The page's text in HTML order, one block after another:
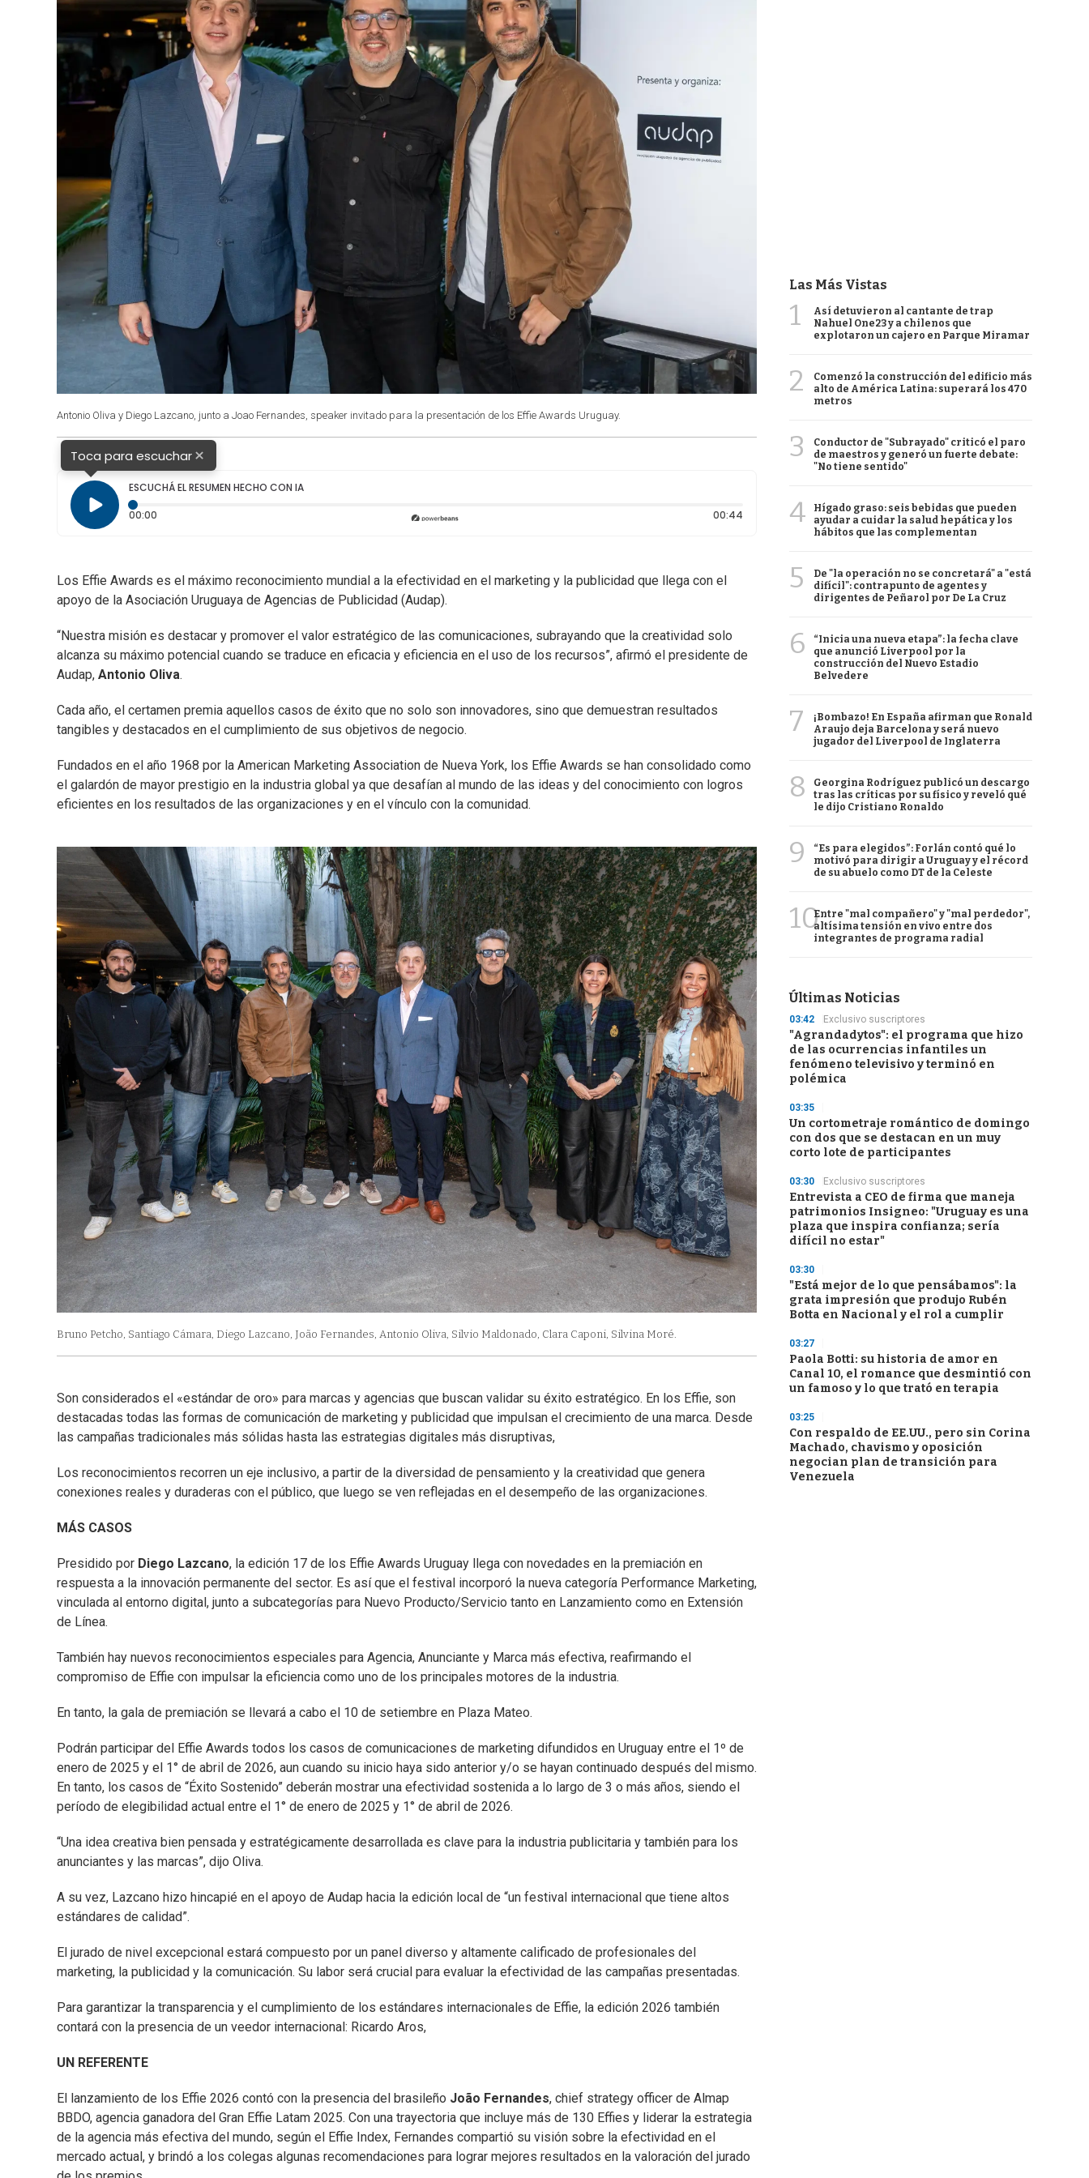
Antonio Oliva y Diego Lazcano, junto a Joao Fernandes, speaker invitado para la presentación de los Effie Awards Uruguay.
Toca para escuchar×
ESCUCHÁ EL RESUMEN HECHO CON IA
00:00
00:44Duración: 44 segundos
Los Effie Awards es el máximo reconocimiento mundial a la efectividad en el marketing y la publicidad que llega con el
apoyo de la Asociación Uruguaya de Agencias de Publicidad (Audap).
“Nuestra misión es destacar y promover el valor estratégico de las comunicaciones, subrayando que la creatividad solo
alcanza su máximo potencial cuando se traduce en eficacia y eficiencia en el uso de los recursos”, afirmó el presidente de
Audap, Antonio Oliva.
Cada año, el certamen premia aquellos casos de éxito que no solo son innovadores, sino que demuestran resultados
tangibles y destacados en el cumplimiento de sus objetivos de negocio.
Fundados en el año 1968 por la American Marketing Association de Nueva York, los Effie Awards se han consolidado como
el galardón de mayor prestigio en la industria global ya que desafían al mundo de las ideas y del conocimiento con logros
eficientes en los resultados de las organizaciones y en el vínculo con la comunidad.
Bruno Petcho, Santiago Cámara, Diego Lazcano, João Fernandes, Antonio Oliva, Silvio Maldonado, Clara Caponi, Silvina Moré.
Son considerados el «estándar de oro» para marcas y agencias que buscan validar su éxito estratégico. En los Effie, son
destacadas todas las formas de comunicación de marketing y publicidad que impulsan el crecimiento de una marca. Desde
las campañas tradicionales más sólidas hasta las estrategias digitales más disruptivas,
Los reconocimientos recorren un eje inclusivo, a partir de la diversidad de pensamiento y la creatividad que genera
conexiones reales y duraderas con el público, que luego se ven reflejadas en el desempeño de las organizaciones.
MÁS CASOS
Presidido por Diego Lazcano, la edición 17 de los Effie Awards Uruguay llega con novedades en la premiación en
respuesta a la innovación permanente del sector. Es así que el festival incorporó la nueva categoría Performance Marketing,
vinculada al entorno digital, junto a subcategorías para Nuevo Producto/Servicio tanto en Lanzamiento como en Extensión
de Línea.
También hay nuevos reconocimientos especiales para Agencia, Anunciante y Marca más efectiva, reafirmando el
compromiso de Effie con impulsar la eficiencia como uno de los principales motores de la industria.
En tanto, la gala de premiación se llevará a cabo el 10 de setiembre en Plaza Mateo.
Podrán participar del Effie Awards todos los casos de comunicaciones de marketing difundidos en Uruguay entre el 1º de
enero de 2025 y el 1° de abril de 2026, aun cuando su inicio haya sido anterior y/o se hayan continuado después del mismo.
En tanto, los casos de “Éxito Sostenido” deberán mostrar una efectividad sostenida a lo largo de 3 o más años, siendo el
período de elegibilidad actual entre el 1° de enero de 2025 y 1° de abril de 2026.
“Una idea creativa bien pensada y estratégicamente desarrollada es clave para la industria publicitaria y también para los
anunciantes y las marcas”, dijo Oliva.
A su vez, Lazcano hizo hincapié en el apoyo de Audap hacia la edición local de “un festival internacional que tiene altos
estándares de calidad”.
El jurado de nivel excepcional estará compuesto por un panel diverso y altamente calificado de profesionales del
marketing, la publicidad y la comunicación. Su labor será crucial para evaluar la efectividad de las campañas presentadas.
Para garantizar la transparencia y el cumplimiento de los estándares internacionales de Effie, la edición 2026 también
contará con la presencia de un veedor internacional: Ricardo Aros,
UN REFERENTE
El lanzamiento de los Effie 2026 contó con la presencia del brasileño João Fernandes, chief strategy officer de Almap
BBDO, agencia ganadora del Gran Effie Latam 2025. Con una trayectoria que incluye más de 130 Effies y liderar la estrategia
de la agencia más efectiva del mundo, según el Effie Index, Fernandes compartió su visión sobre la efectividad en el
mercado actual, y brindó a los colegas algunas recomendaciones para lograr mejores resultados en la valoración del jurado
Las Más Vistas
1
Así detuvieron al cantante de trap
Nahuel One23 y a chilenos que
explotaron un cajero en Parque Miramar
2
Comenzó la construcción del edificio más
alto de América Latina: superará los 470
metros
3
Conductor de "Subrayado" criticó el paro
de maestros y generó un fuerte debate:
"No tiene sentido"
4
Hígado graso: seis bebidas que pueden
ayudar a cuidar la salud hepática y los
hábitos que las complementan
5
De "la operación no se concretará" a "está
difícil": contrapunto de agentes y
dirigentes de Peñarol por De La Cruz
6
“Inicia una nueva etapa”: la fecha clave
que anunció Liverpool por la
construcción del Nuevo Estadio
Belvedere
7
¡Bombazo! En España afirman que Ronald
Araujo deja Barcelona y será nuevo
jugador del Liverpool de Inglaterra
8
Georgina Rodríguez publicó un descargo
tras las críticas por su físico y reveló qué
le dijo Cristiano Ronaldo
9
“Es para elegidos”: Forlán contó qué lo
motivó para dirigir a Uruguay y el récord
de su abuelo como DT de la Celeste
10Entre "mal compañero" y "mal perdedor",
altísima tensión en vivo entre dos
integrantes de programa radial
Últimas Noticias
03:42 Exclusivo suscriptores
"Agrandadytos": el programa que hizo
de las ocurrencias infantiles un
fenómeno televisivo y terminó en
polémica
03:35
Un cortometraje romántico de domingo
con dos que se destacan en un muy
corto lote de participantes
03:30 Exclusivo suscriptores
Entrevista a CEO de firma que maneja
patrimonios Insigneo: "Uruguay es una
plaza que inspira confianza; sería
difícil no estar"
03:30
"Está mejor de lo que pensábamos": la
grata impresión que produjo Rubén
Botta en Nacional y el rol a cumplir
03:27
Paola Botti: su historia de amor en
Canal 10, el romance que desmintió con
un famoso y lo que trató en terapia
03:25
Con respaldo de EE.UU., pero sin Corina
Machado, chavismo y oposición
negocian plan de transición para
Venezuela